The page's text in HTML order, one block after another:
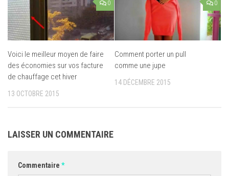
0
Voici le meilleur moyen de faire
des économies sur vos facture
de chauffage cet hiver
13 OCTOBRE 2015
0
Comment porter un pull
comme une jupe
14 DÉCEMBRE 2015
LAISSER UN COMMENTAIRE
Commentaire *